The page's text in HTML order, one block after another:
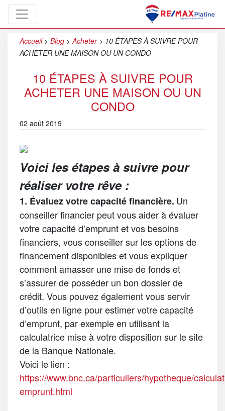
Accueil > Blog >Acheter > 10 ÉTAPES À SUIVRE POUR
ACHETER UNE MAISON OU UN CONDO
10 ÉTAPES À SUIVRE POUR
ACHETER UNE MAISON OU UN
CONDO
02 août 2019
Voici les étapes à suivre pour
réaliser votre rêve :
1. Évaluez votre capacité financière. Un
conseiller financier peut vous aider à évaluer
votre capacité d’emprunt et vos besoins
financiers, vous conseiller sur les options de
financement disponibles et vous expliquer
comment amasser une mise de fonds et
s’assurer de posséder un bon dossier de
crédit. Vous pouvez également vous servir
d’outils en ligne pour estimer votre capacité
d’emprunt, par exemple en utilisant la
calculatrice mise à votre disposition sur le site
de la Banque Nationale.
Voici le lien :
https://www.bnc.ca/particuliers/hypotheque/
emprunt.html